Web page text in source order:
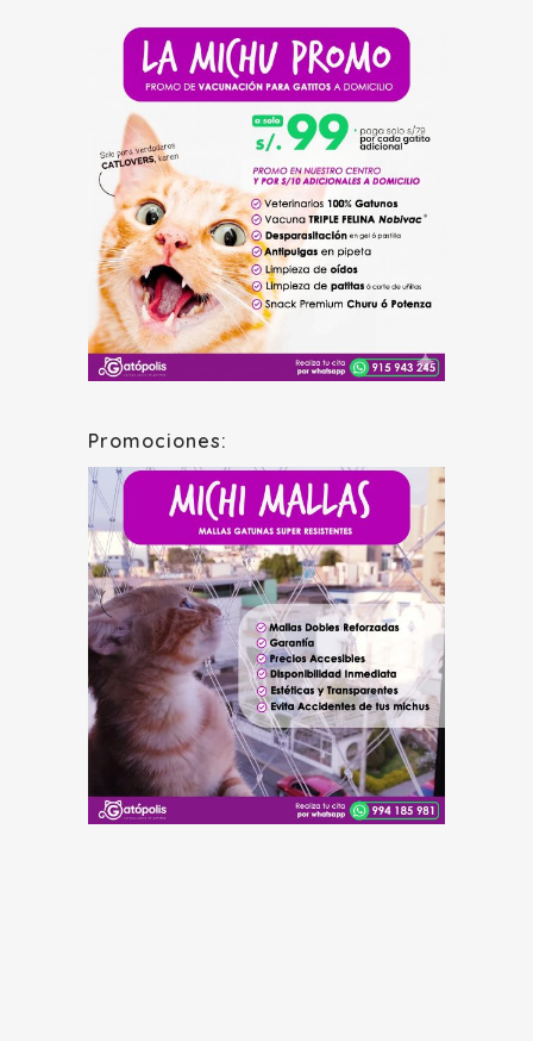
Promociones: